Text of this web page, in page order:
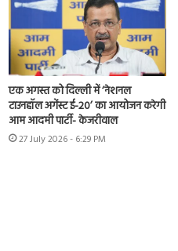
एक अगस्त को दिल्ली में ‘नेशनल
टाउनहॉल अगेंस्ट ई-20’ का आयोजन करेगी
आम आदमी पार्टी- केजरीवाल
27 July 2026 - 6:29 PM